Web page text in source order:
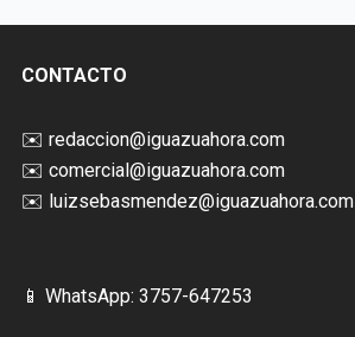
CONTACTO
✉️ redaccion@iguazuahora.com
✉️ comercial@iguazuahora.com
✉️ luizsebasmendez@iguazuahora.com
📱 WhatsApp: 3757-647253